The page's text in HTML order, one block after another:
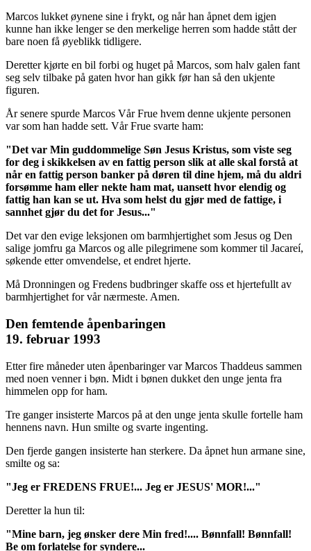
Marcos lukket øynene sine i frykt, og når han åpnet dem igjen
kunne han ikke lenger se den merkelige herren som hadde stått der
bare noen få øyeblikk tidligere.
Deretter kjørte en bil forbi og huget på Marcos, som halv galen fant
seg selv tilbake på gaten hvor han gikk før han så den ukjente
figuren.
År senere spurde Marcos Vår Frue hvem denne ukjente personen
var som han hadde sett. Vår Frue svarte ham:
"Det var Min guddommelige Søn Jesus Kristus, som viste seg
for deg i skikkelsen av en fattig person slik at alle skal forstå at
når en fattig person banker på døren til dine hjem, må du aldri
forsømme ham eller nekte ham mat, uansett hvor elendig og
fattig han kan se ut. Hva som helst du gjør med de fattige, i
sannhet gjør du det for Jesus..."
Det var den evige leksjonen om barmhjertighet som Jesus og Den
salige jomfru ga Marcos og alle pilegrimene som kommer til Jacareí,
søkende etter omvendelse, et endret hjerte.
Må Dronningen og Fredens budbringer skaffe oss et hjertefullt av
barmhjertighet for vår nærmeste. Amen.
Den femtende åpenbaringen
19. februar 1993
Etter fire måneder uten åpenbaringer var Marcos Thaddeus sammen
med noen venner i bøn. Midt i bønen dukket den unge jenta fra
himmelen opp for ham.
Tre ganger insisterte Marcos på at den unge jenta skulle fortelle ham
hennens navn. Hun smilte og svarte ingenting.
Den fjerde gangen insisterte han sterkere. Da åpnet hun armane sine,
smilte og sa:
"Jeg er FREDENS FRUE!... Jeg er JESUS' MOR!..."
Deretter la hun til:
"Mine barn, jeg ønsker dere Min fred!.... Bønnfall! Bønnfall!
Be om forlatelse for syndere...